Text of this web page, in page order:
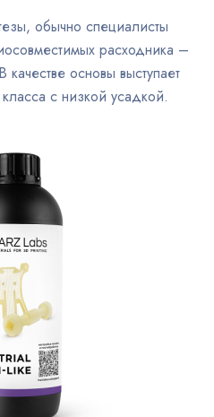
обычно специалисты
расходника –
основы выступает
с низкой усадкой.